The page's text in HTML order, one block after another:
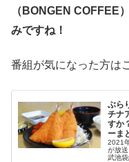
（ BONGEN COFFEE
みですね！
番組が気になった方は
ぶら
チナ
すか
ーま
2021
が放
武池